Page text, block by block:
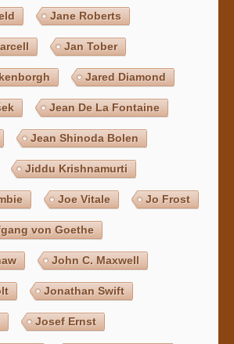
Jane Roberts
Jan Tober
Jared Diamond
Jean De La Fontaine
Jean Shinoda Bolen
Jiddu Krishnamurti
Joe Vitale Jo Frost
von Goethe
John C. Maxwell
Jonathan Swift
Josef Ernst